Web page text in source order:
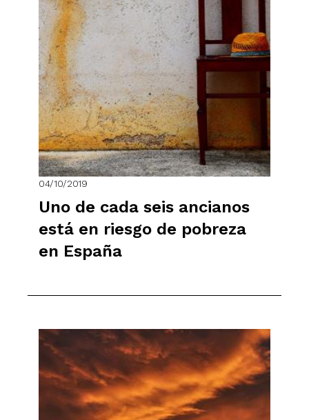
04/10/2019
Uno de cada seis ancianos
está en riesgo de pobreza
en España